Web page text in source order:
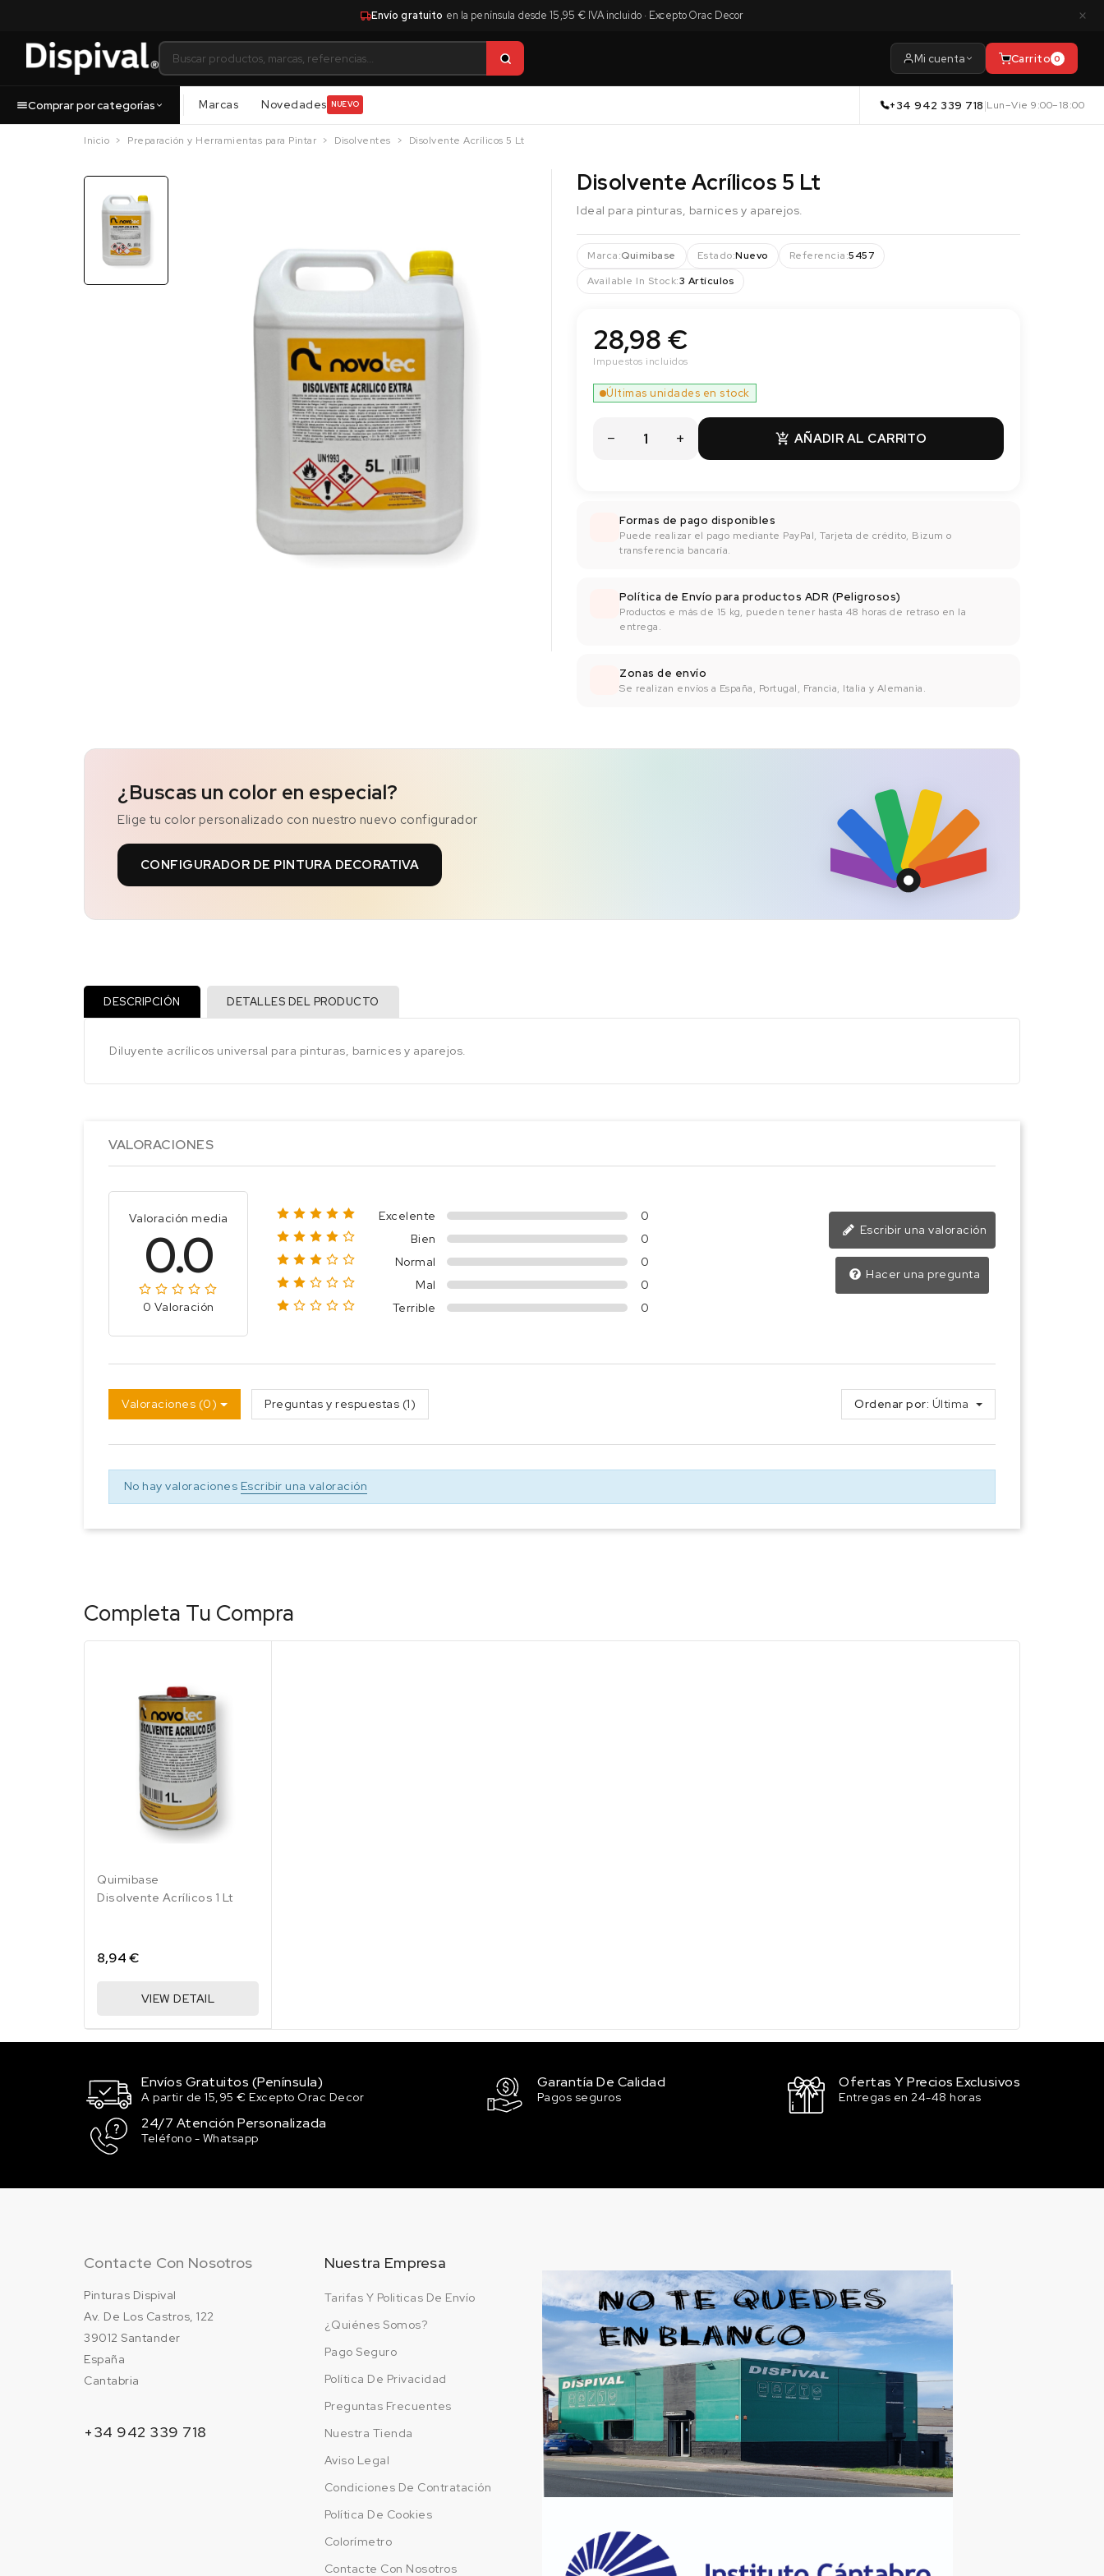
Envío gratuito en la península desde 15,95 € IVA incluido · Excepto Orac Decor ×
Mi cuenta Carrito 0
Comprar por categorías Marcas Novedades NUEVO +34 942 339 718|Lun–Vie 9:00–18:00
Inicio Preparación y Herramientas para Pintar Disolventes Disolvente Acrílicos 5 Lt
Disolvente Acrílicos 5 Lt
Ideal para pinturas, barnices y aparejos.
Marca:Quimibase Estado:Nuevo Referencia:5457
Available In Stock:3 Artículos
28,98 €
Impuestos incluidos
 AÑADIR AL CARRITO
Últimas unidades en stock
Formas de pago disponibles
Puede realizar el pago mediante PayPal, Tarjeta de crédito, Bizum o
transferencia bancaría.
Política de Envío para productos ADR (Peligrosos)
Productos e más de 15 kg, pueden tener hasta 48 horas de retraso en la
entrega.
Zonas de envío
Se realizan envíos a España, Portugal, Francia, Italia y Alemania.
¿Buscas un color en especial?
Elige tu color personalizado con nuestro nuevo configurador
CONFIGURADOR DE PINTURA DECORATIVA
DESCRIPCIÓN DETALLES DEL PRODUCTO
Diluyente acrílicos universal para pinturas, barnices y aparejos.
VALORACIONES
Valoración media
0.0
0 Valoración
Excelente
0
Bien
0
Normal
0
Mal
0
Terrible
0
Escribir una valoración
Hacer una pregunta
Valoraciones (0) Preguntas y respuestas (1) Ordenar por: Última
No hay valoraciones Escribir una valoración
Completa Tu Compra
Quimibase
Disolvente Acrílicos 1 Lt
8,94 €
VIEW DETAIL
Envíos Gratuitos (Península)
A partir de 15,95 € Excepto Orac Decor
Garantía De Calidad
Pagos seguros
Ofertas Y Precios Exclusivos
Entregas en 24-48 horas
24/7 Atención Personalizada
Teléfono - Whatsapp
Contacte Con Nosotros
Pinturas Dispival
Av. De Los Castros, 122
39012 Santander
España
Cantabria
+34 942 339 718
Nuestra Empresa
Tarifas Y Politicas De Envío
¿Quiénes Somos?
Pago Seguro
Política De Privacidad
Preguntas Frecuentes
Nuestra Tienda
Aviso Legal
Condiciones De Contratación
Política De Cookies
Colorímetro
Contacte Con Nosotros